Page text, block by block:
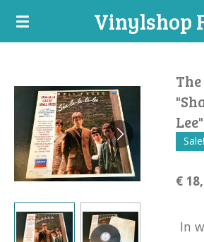
Ga
hoofdinhoud
Vinylshop
Sale!
€
In